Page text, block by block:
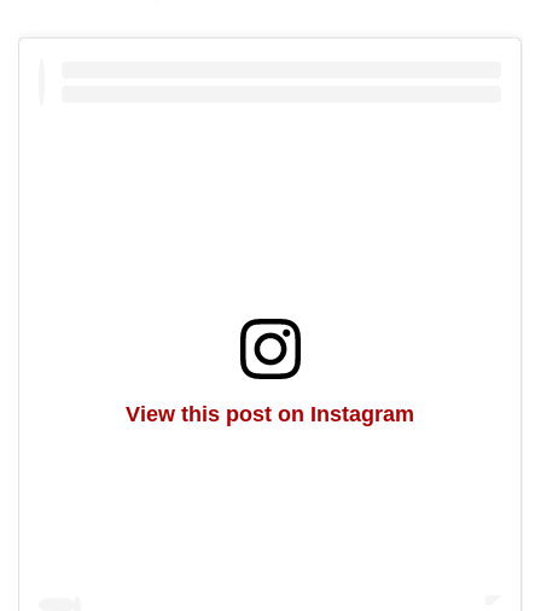
View this post on Instagram